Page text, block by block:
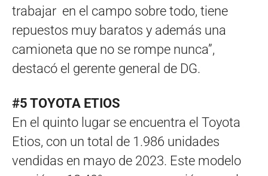
trabajar en el campo sobre todo, tiene
repuestos muy baratos y además una
camioneta que no se rompe nunca”,
destacó el gerente general de DG.
#5 TOYOTA ETIOS
En el quinto lugar se encuentra el Toyota
Etios, con un total de 1.986 unidades
vendidas en mayo de 2023. Este modelo